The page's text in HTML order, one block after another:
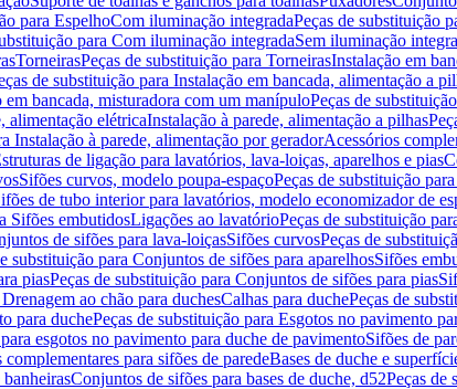
para EspelhoCom iluminação integradaPeças de substituição
para Com iluminação integradaSem iluminação
TorneirasPeças de substituição para TorneirasInstalação em
de substituição para Instalação em bancada, alimentação a
em bancada, misturadora com um manípuloPeças de
alimentação elétricaInstalação à parede, alimentação a pilhas
Instalação à parede, alimentação por geradorAcessórios
de ligação para lavatórios, lava-loiças, aparelhos e pias
Sifões curvos, modelo poupa-espaçoPeças de substituição
de tubo interior para lavatórios, modelo economizador de
Sifões embutidosLigações ao lavatórioPeças de substituição
de sifões para lava-loiçasSifões curvosPeças de
substituição para Conjuntos de sifões para aparelhosSifões
piasPeças de substituição para Conjuntos de sifões para pias
ao chão para duchesCalhas para duchePeças de
para duchePeças de substituição para Esgotos no pavimento
esgotos no pavimento para duche de pavimentoSifões de
para sifões de paredeBases de duche e
Conjuntos de sifões para bases de duche, d52Peças de